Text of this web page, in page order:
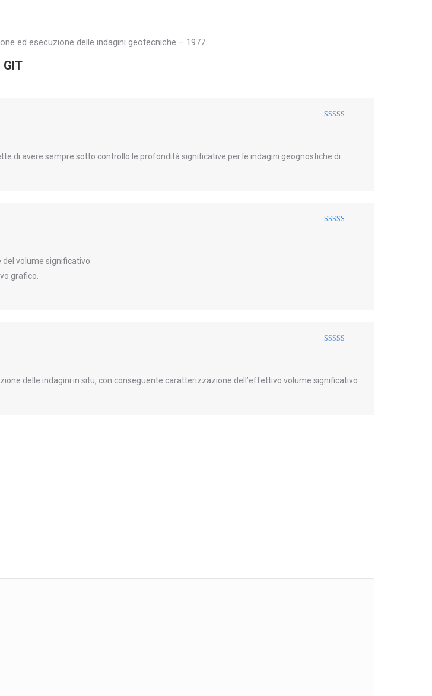
ed esecuzione delle indagini geotecniche – 1977
di avere sempre sotto controllo le profondità significative per le indagini geognostiche di
volume significativo.
grafico.
delle indagini in situ, con conseguente caratterizzazione dell’effettivo volume significativo